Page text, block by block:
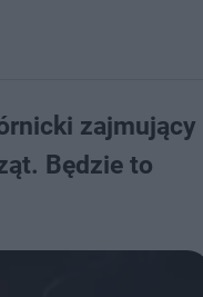
zajmujący
Będzie to